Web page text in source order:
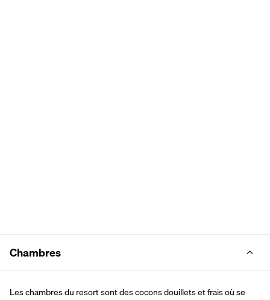
Chambres
Les chambres du resort sont des cocons douillets et frais où se